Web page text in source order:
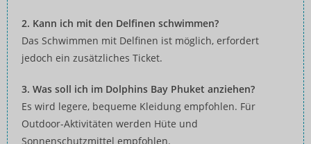
2. Kann ich mit den Delfinen schwimmen?
Das Schwimmen mit Delfinen ist möglich, erfordert
jedoch ein zusätzliches Ticket.
3. Was soll ich im Dolphins Bay Phuket anziehen?
Es wird legere, bequeme Kleidung empfohlen. Für
Outdoor-Aktivitäten werden Hüte und
Sonnenschutzmittel empfohlen.